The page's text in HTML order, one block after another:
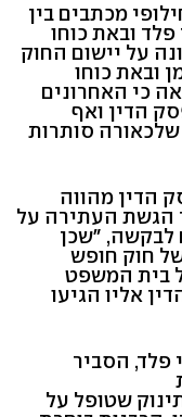
מכתבים בין
ובאת כוחו
על יישום החוק
ובאת כוחו
כי האחרונים
הדין ואף
סותרות
הדין מהווה
הגשת העתירה על
לבקשה, "שכן
חוק חופש
בית המשפט
אליו הגיעו
פלד, הסביר
שטופל על